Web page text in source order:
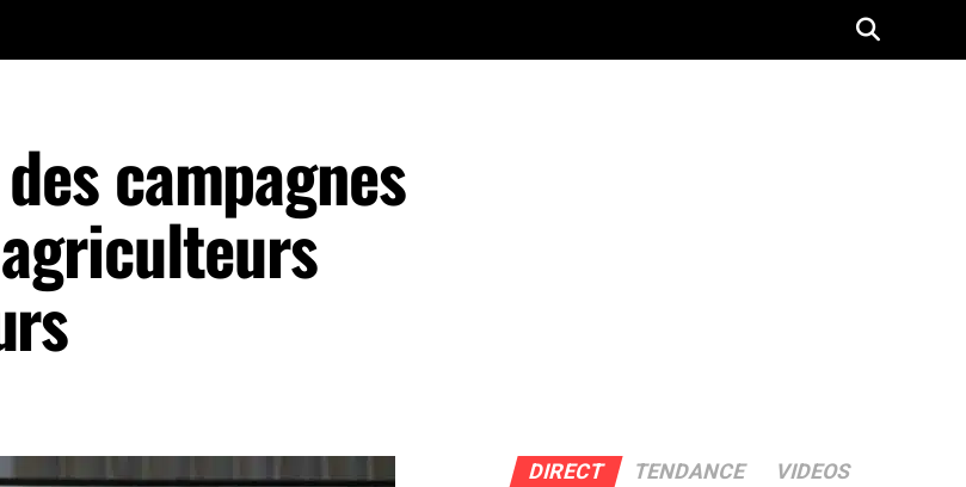
campagnes
DIRECT TENDANCE VIDEOS